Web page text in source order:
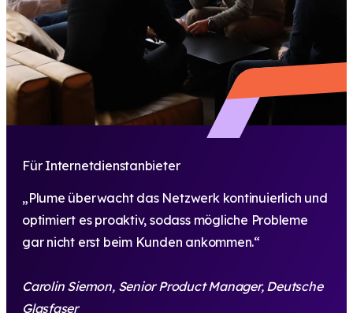
Für Internetdienstanbieter
„Plume überwacht das Netzwerk kontinuierlich und
optimiert es proaktiv, sodass mögliche Probleme
gar nicht erst beim Kunden ankommen.“
Carolin Siemon, Senior Product Manager, Deutsche
Glasfaser